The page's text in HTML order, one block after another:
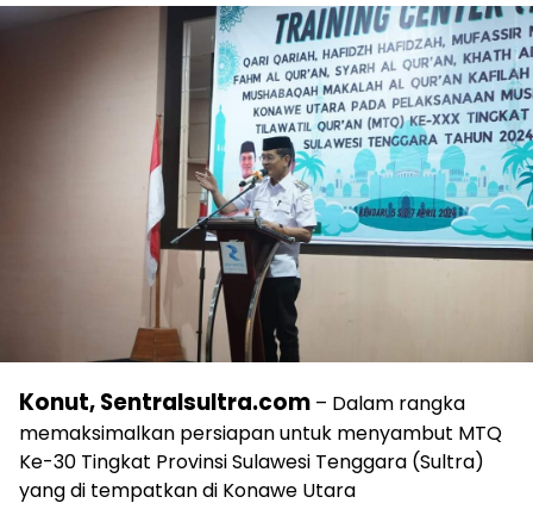
Konut, Sentralsultra.com – Dalam rangka
memaksimalkan persiapan untuk menyambut MTQ
Ke-30 Tingkat Provinsi Sulawesi Tenggara (Sultra)
yang di tempatkan di Konawe Utara